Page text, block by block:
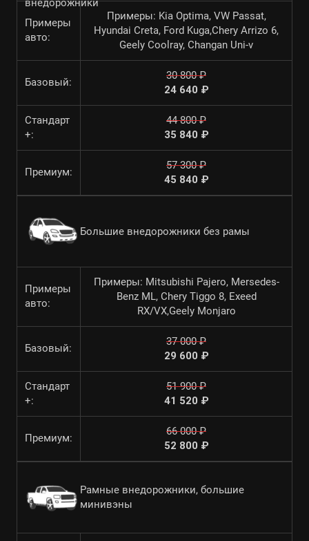
Примеры
авто:
Примеры: Kia Optima, VW Passat,
Hyundai Creta, Ford Kuga,Chery Arrizo 6,
Geely Coolray, Changan Uni-v
Базовый:
30 800 ₽
24 640 ₽
Стандарт
+:
44 800 ₽
35 840 ₽
Премиум:
57 300 ₽
45 840 ₽
Большие внедорожники без рамы
Примеры
авто:
Примеры: Mitsubishi Pajero, Mersedes-
Benz ML, Chery Tiggo 8, Exeed
RX/VX,Geely Monjaro
Базовый:
37 000 ₽
29 600 ₽
Стандарт
+:
51 900 ₽
41 520 ₽
Премиум:
66 000 ₽
52 800 ₽
Рамные внедорожники, большие
минивэны